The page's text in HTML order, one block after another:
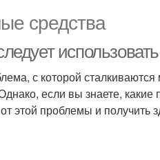
средства
с которой
если вы знаете, какие
этой проблемы и получить